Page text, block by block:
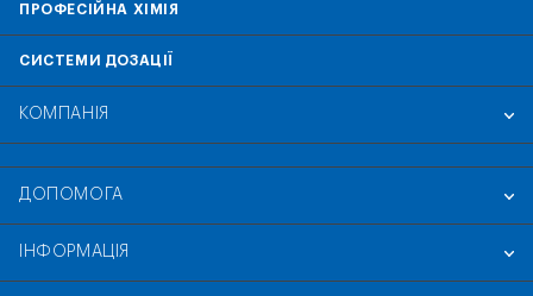
ПРОФЕСІЙНА ХІМІЯ
СИСТЕМИ ДОЗАЦІЇ
КОМПАНІЯ
ДОПОМОГА
ІНФОРМАЦІЯ